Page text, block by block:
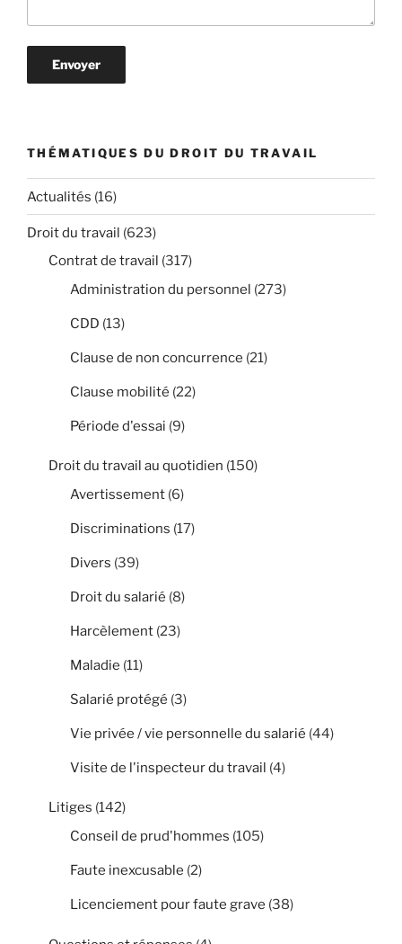
THÉMATIQUES DU DROIT DU TRAVAIL
Actualités (16)
Droit du travail (623)
Contrat de travail (317)
Administration du personnel (273)
CDD (13)
Clause de non concurrence (21)
Clause mobilité (22)
Période d'essai (9)
Droit du travail au quotidien (150)
Avertissement (6)
Discriminations (17)
Divers (39)
Droit du salarié (8)
Harcèlement (23)
Maladie (11)
Salarié protégé (3)
Vie privée / vie personnelle du salarié (44)
Visite de l'inspecteur du travail (4)
Litiges (142)
Conseil de prud'hommes (105)
Faute inexcusable (2)
Licenciement pour faute grave (38)